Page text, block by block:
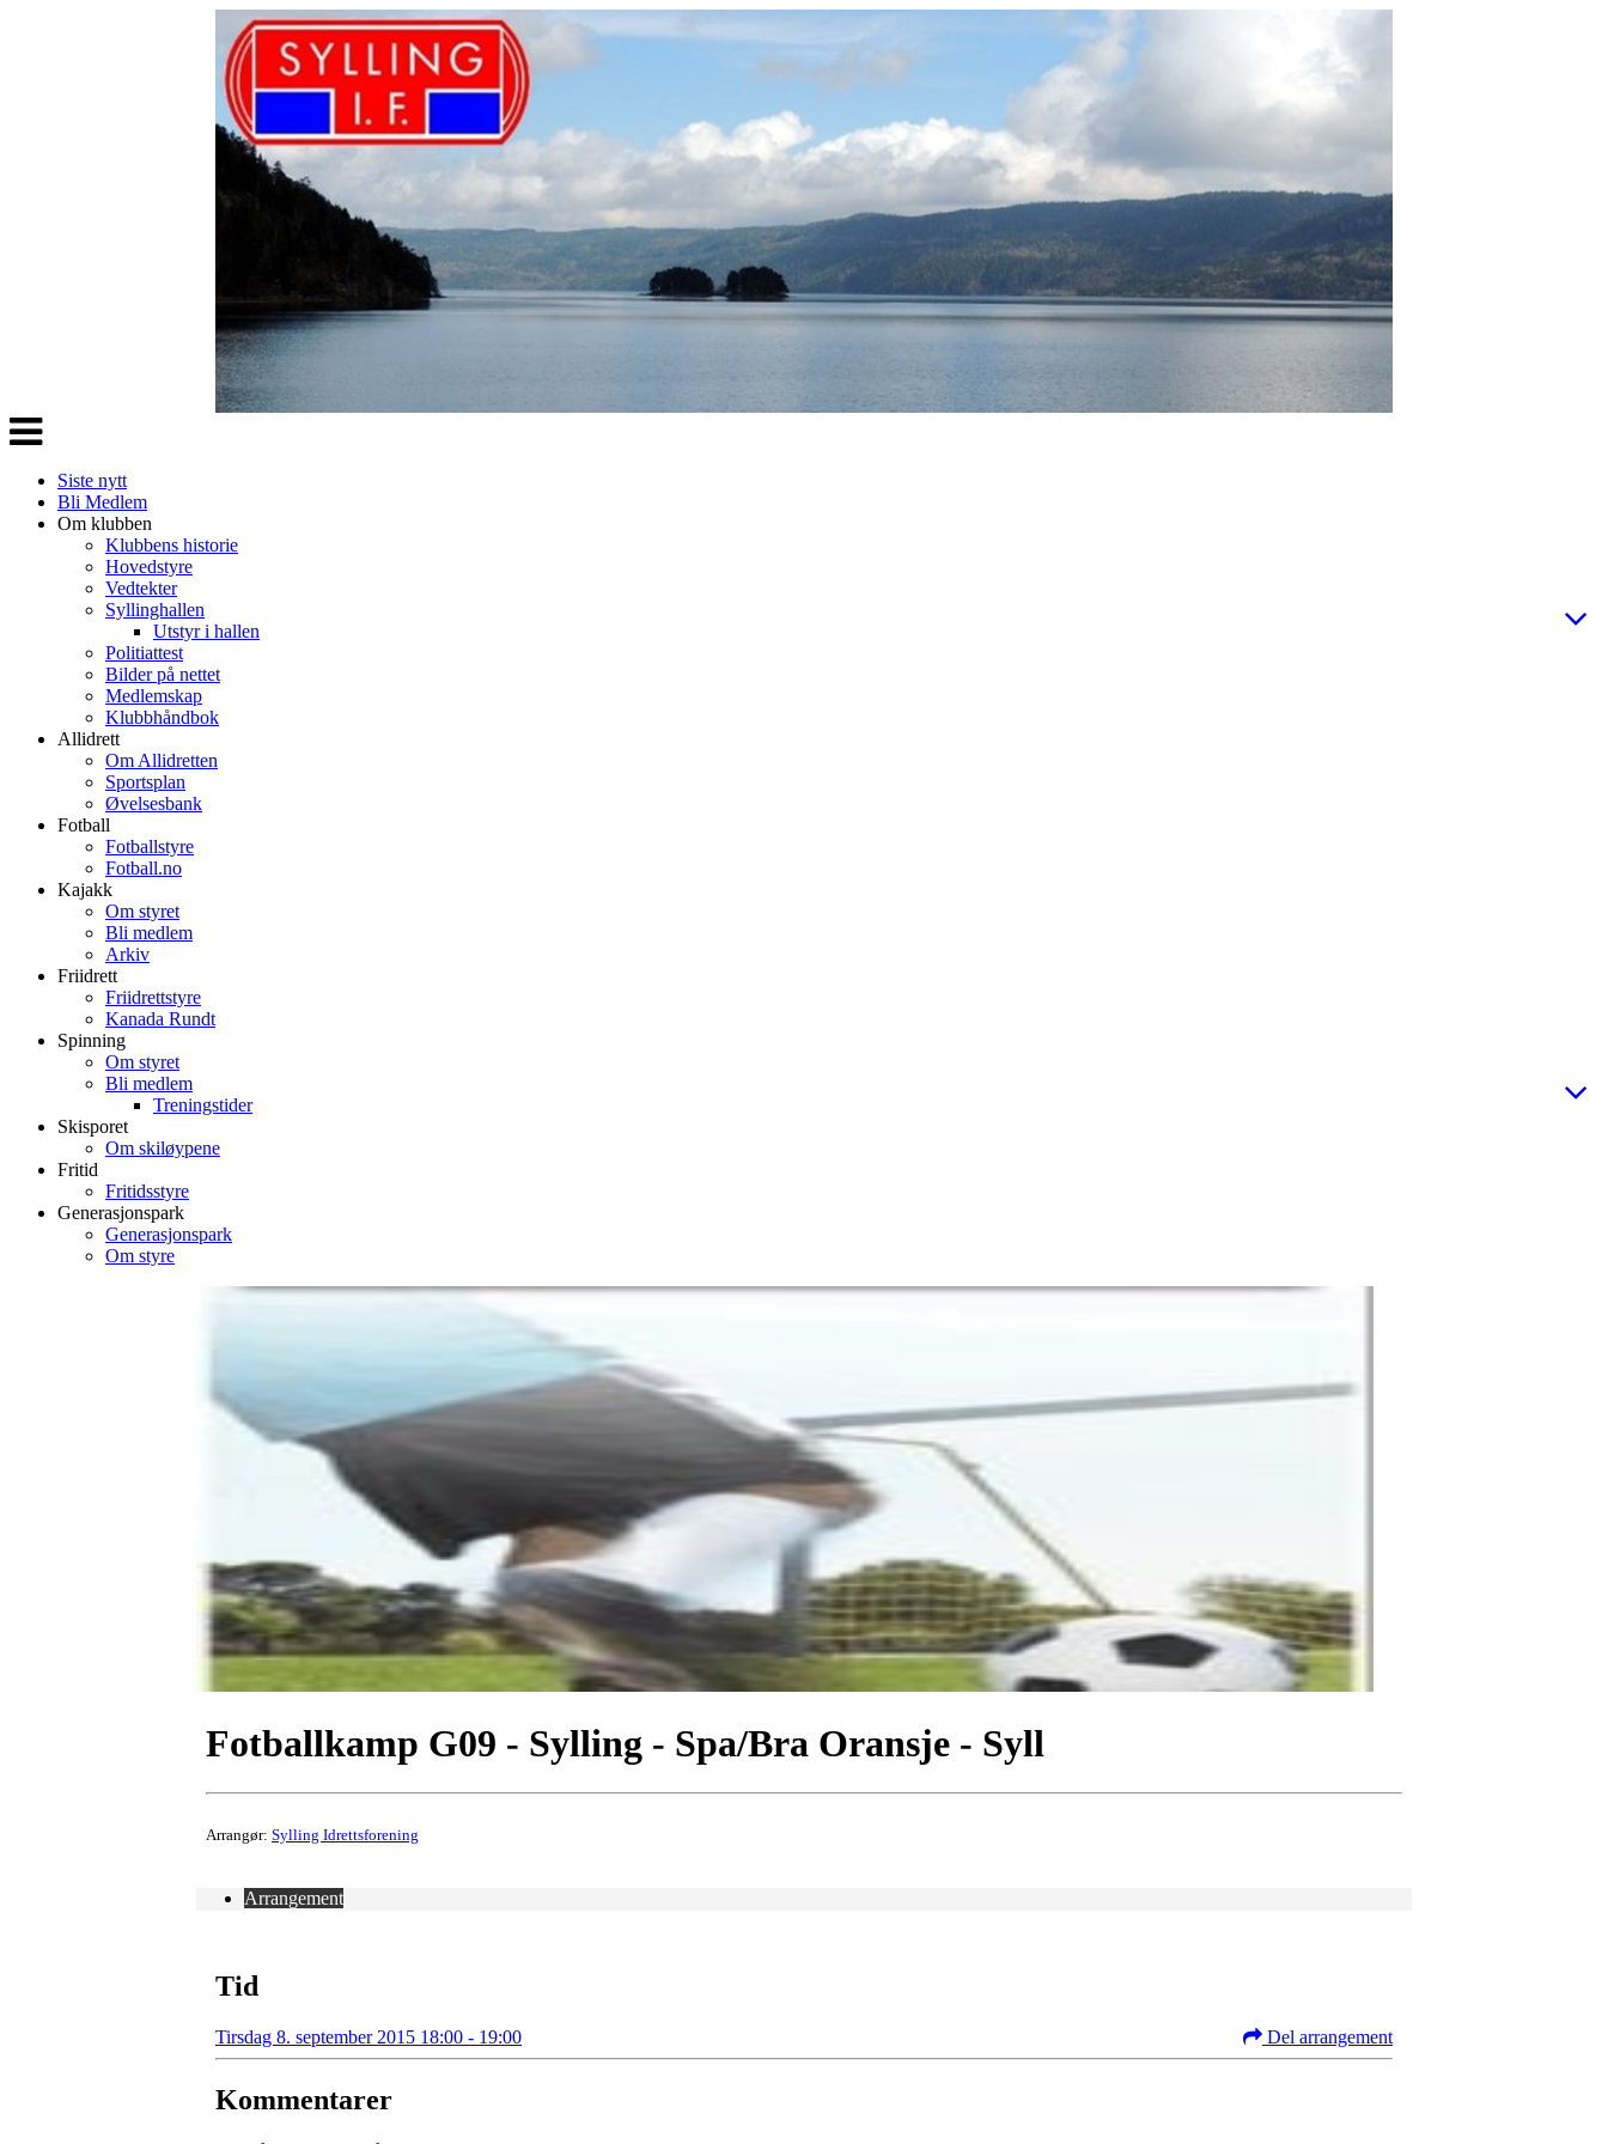
Veksle
navigasjon
Siste nytt
Bli Medlem
Om klubben
Klubbens historie
Hovedstyre
Vedtekter
Syllinghallen
Utstyr i hallen
Politiattest
Bilder på nettet
Medlemskap
Klubbhåndbok
Allidrett
Om Allidretten
Sportsplan
Øvelsesbank
Fotball
Fotballstyre
Fotball.no
Kajakk
Om styret
Bli medlem
Arkiv
Friidrett
Friidrettstyre
Kanada Rundt
Spinning
Om styret
Bli medlem
Treningstider
Skisporet
Om skiløypene
Fritid
Fritidsstyre
Generasjonspark
Generasjonspark
Om styre
Fotballkamp G09 - Sylling - Spa/Bra Oransje - Syll
Arrangør: Sylling Idrettsforening
Arrangement
Tid
Tirsdag 8. september 2015 18:00 - 19:00 Del arrangement
Kommentarer